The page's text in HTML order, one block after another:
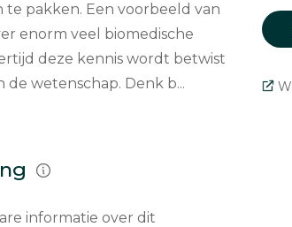
pakken. Een voorbeeld van
enorm veel biomedische
deze kennis wordt betwist
wetenschap. Denk b...
informatie over dit